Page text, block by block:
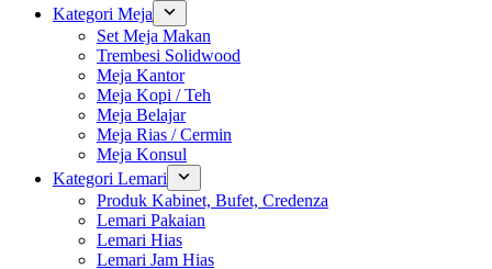
Kategori Meja
Set Meja Makan
Trembesi Solidwood
Meja Kantor
Meja Kopi / Teh
Meja Belajar
Meja Rias / Cermin
Meja Konsul
Kategori Lemari
Produk Kabinet, Bufet, Credenza
Lemari Pakaian
Lemari Hias
Lemari Jam Hias